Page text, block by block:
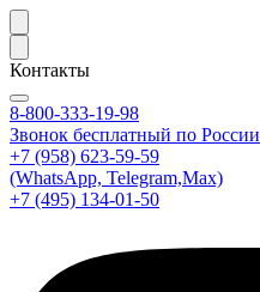
Контакты
8-800-333-19-98
Звонок бесплатный по России
+7 (958) 623-59-59
(WhatsApp, Telegram,Max)
+7 (495) 134-01-50